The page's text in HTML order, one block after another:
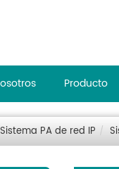
Producto
Sistema PA de red IP